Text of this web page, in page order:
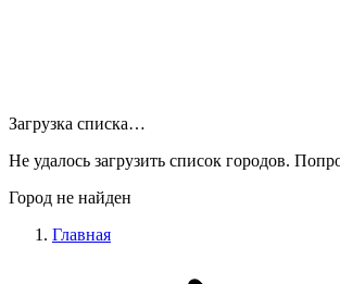
Загрузка списка…
Не удалось загрузить список городов.
Город не найден
Главная